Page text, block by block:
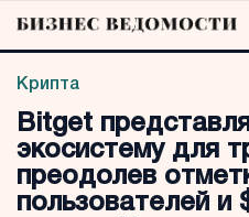
Крипта
Bitget
экосистему для
преодолев
пользователей